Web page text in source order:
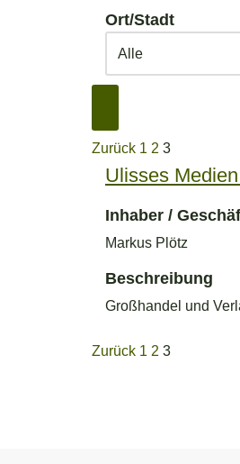
Ort/Stadt
Zurück 1 2 3
Ulisses
Inhaber /
Markus Plötz
Beschreibung
Großhandel und
Zurück 1 2 3